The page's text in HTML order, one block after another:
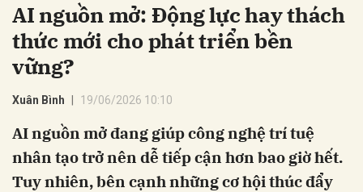
AI nguồn mở: Động lực hay thách
thức mới cho phát triển bền
vững?
Xuân Bình 19/06/2026 10:10
AI nguồn mở đang giúp công nghệ trí tuệ
nhân tạo trở nên dễ tiếp cận hơn bao giờ hết.
Tuy nhiên, bên cạnh những cơ hội thúc đẩy
Hủy Gửi